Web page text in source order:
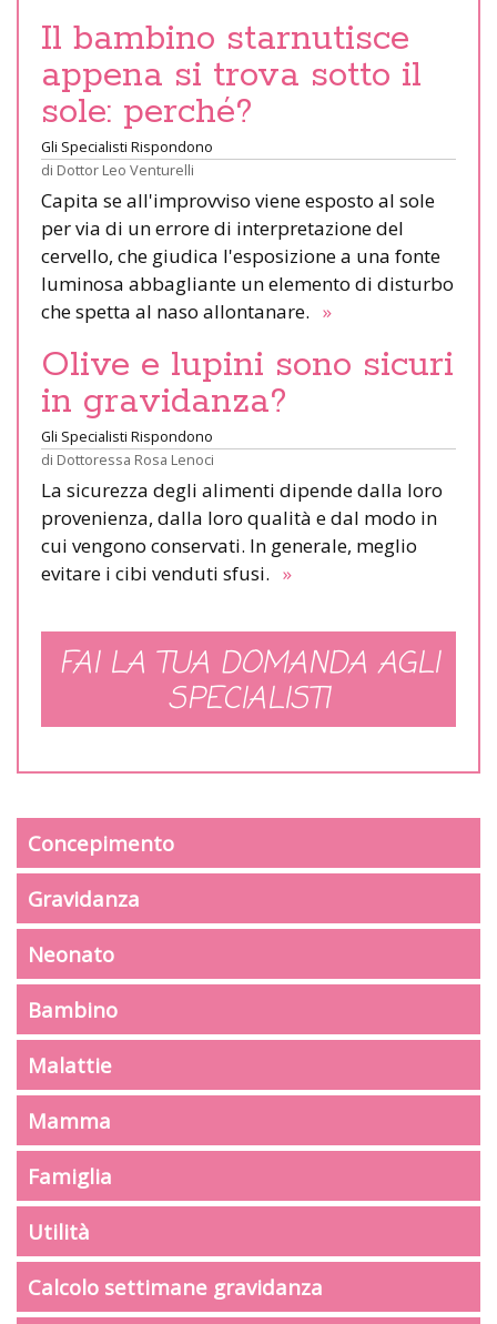
Il bambino starnutisce
appena si trova sotto il
sole: perché?
Gli Specialisti Rispondono
di Dottor Leo Venturelli
Capita se all'improvviso viene esposto al sole
per via di un errore di interpretazione del
cervello, che giudica l'esposizione a una fonte
luminosa abbagliante un elemento di disturbo
che spetta al naso allontanare. »
Olive e lupini sono sicuri
in gravidanza?
Gli Specialisti Rispondono
di Dottoressa Rosa Lenoci
La sicurezza degli alimenti dipende dalla loro
provenienza, dalla loro qualità e dal modo in
cui vengono conservati. In generale, meglio
evitare i cibi venduti sfusi. »
FAI LA TUA DOMANDA AGLI
SPECIALISTI
Concepimento
Gravidanza
Neonato
Bambino
Malattie
Mamma
Famiglia
Utilità
Calcolo settimane gravidanza